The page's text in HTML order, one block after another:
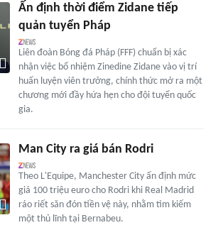
Ấn định thời điểm Zidane tiếp
quản tuyển Pháp
Liên đoàn Bóng đá Pháp (FFF) chuẩn bị xác
nhận việc bổ nhiệm Zinedine Zidane vào vị trí
huấn luyện viên trưởng, chính thức mở ra một
chương mới đầy hứa hẹn cho đội tuyển quốc
gia.
Man City ra giá bán Rodri
Theo L'Equipe, Manchester City ấn định mức
giá 100 triệu euro cho Rodri khi Real Madrid
ráo riết săn đón tiền vệ này, nhằm tìm kiếm
một thủ lĩnh tại Bernabeu.